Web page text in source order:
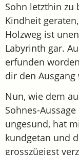
Sohn letzthin zu
Kindheit
Holzweg ist
Labyrinth gar.
erfunden
dir den Ausgang
Nun, wie dem
Sohnes-
ungesund, hat
kundgetan und
grosszügigst